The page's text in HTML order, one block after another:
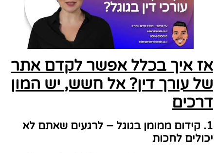
אז איך בכלל אפשר לקדם אתר
של עורך דין? אל חשש, יש המון
דרכים
1. קידום ממומן בגוגל – לרגעים שאתם לא
יכולים לחכות